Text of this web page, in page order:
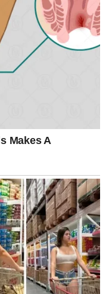
i tvrdoglava
ovu potrebu.
zdrave grickalice sa
u ponašanju
negativnih posljedica
poći po zlu ako
Na primjer, “Ako ne
ozlijediti u nesreći.”